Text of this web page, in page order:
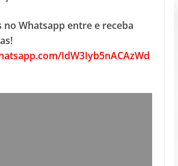
no Whatsapp entre e receba
IdW3Iyb5nACAzWd